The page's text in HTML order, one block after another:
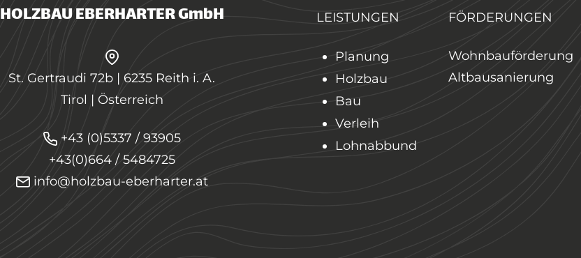
HOLZBAU EBERHARTER GmbH
St. Gertraudi 72b | 6235 Reith i. A.
Tirol | Österreich
+43 (0)5337 / 93905
+43(0)664 / 5484725
info@holzbau-eberharter.at
LEISTUNGEN
Planung
Holzbau
Bau
Verleih
Lohnabbund
FÖRDERUNGEN
Wohnbauförderung
Altbausanierung